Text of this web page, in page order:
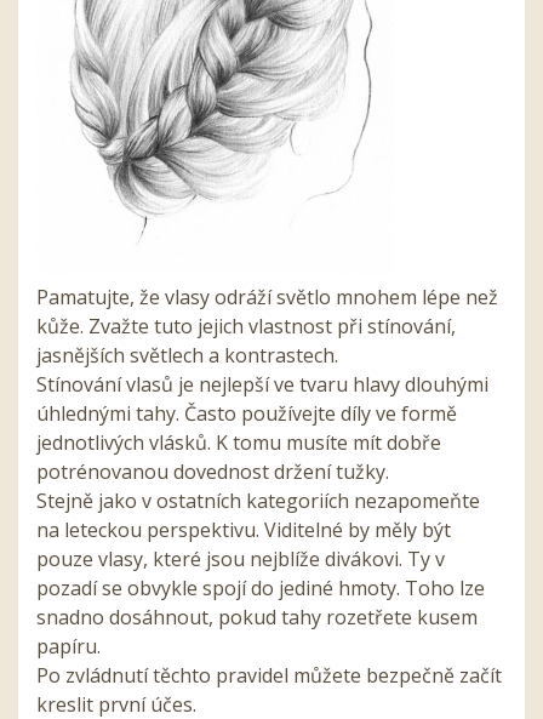
Pamatujte, že vlasy odráží světlo mnohem lépe než
kůže. Zvažte tuto jejich vlastnost při stínování,
jasnějších světlech a kontrastech.
Stínování vlasů je nejlepší ve tvaru hlavy dlouhými
úhlednými tahy. Často používejte díly ve formě
jednotlivých vlásků. K tomu musíte mít dobře
potrénovanou dovednost držení tužky.
Stejně jako v ostatních kategoriích nezapomeňte
na leteckou perspektivu. Viditelné by měly být
pouze vlasy, které jsou nejblíže divákovi. Ty v
pozadí se obvykle spojí do jediné hmoty. Toho lze
snadno dosáhnout, pokud tahy rozetřete kusem
papíru.
Po zvládnutí těchto pravidel můžete bezpečně začít
kreslit první účes.